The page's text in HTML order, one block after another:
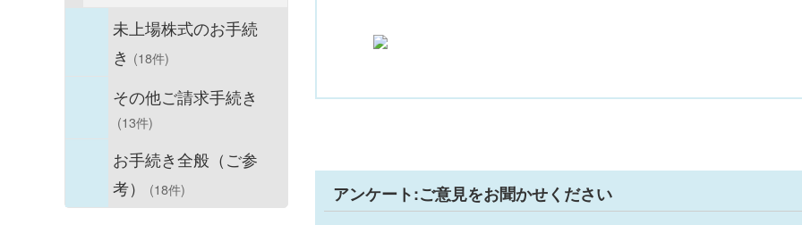
未上場株式のお手続
き (18件)
その他ご請求手続き
(13件)
お手続き全般（ご参
考）
(18件) アンケート:ご意見をお聞かせください